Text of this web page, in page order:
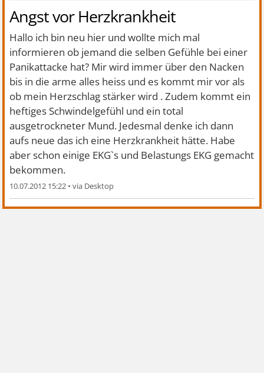
Angst vor Herzkrankheit
Hallo ich bin neu hier und wollte mich mal
informieren ob jemand die selben Gefühle bei einer
Panikattacke hat? Mir wird immer über den Nacken
bis in die arme alles heiss und es kommt mir vor als
ob mein Herzschlag stärker wird . Zudem kommt ein
heftiges Schwindelgefühl und ein total
ausgetrockneter Mund. Jedesmal denke ich dann
aufs neue das ich eine Herzkrankheit hätte. Habe
aber schon einige EKG`s und Belastungs EKG gemacht
bekommen.
10.07.2012 15:22 •